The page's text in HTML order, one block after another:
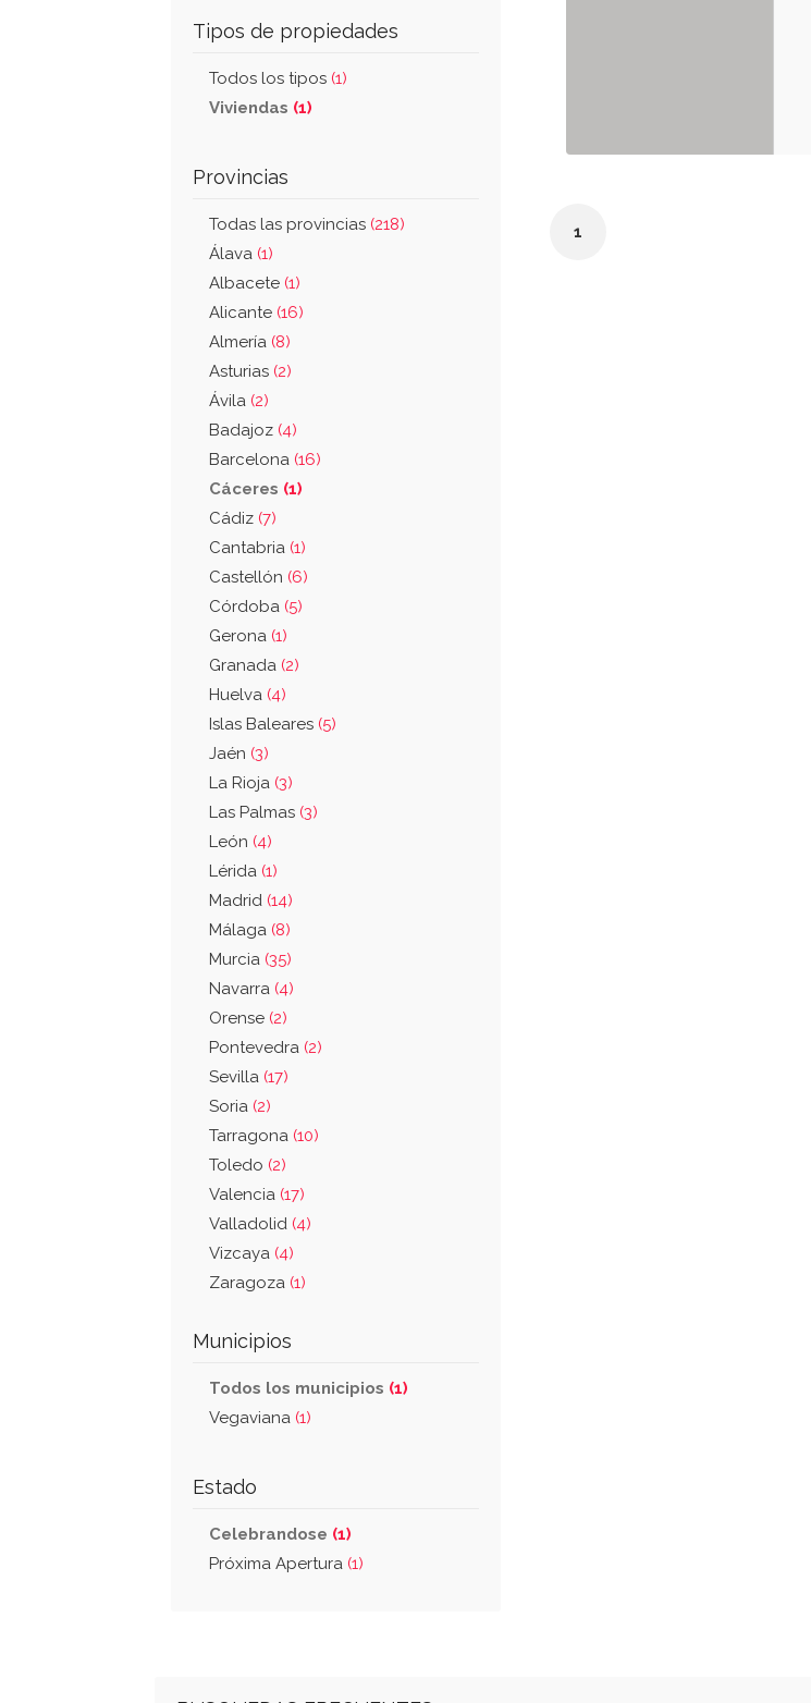
Tipos de propiedades
Todos los tipos (1)
Viviendas (1)
Provincias
Todas las provincias (218)
Álava (1)
Albacete (1)
Alicante (16)
Almería (8)
Asturias (2)
Ávila (2)
Badajoz (4)
Barcelona (16)
Cáceres (1)
Cádiz (7)
Cantabria (1)
Castellón (6)
Córdoba (5)
Gerona (1)
Granada (2)
Huelva (4)
Islas Baleares (5)
Jaén (3)
La Rioja (3)
Las Palmas (3)
León (4)
Lérida (1)
Madrid (14)
Málaga (8)
Murcia (35)
Navarra (4)
Orense (2)
Pontevedra (2)
Sevilla (17)
Soria (2)
Tarragona (10)
Toledo (2)
Valencia (17)
Valladolid (4)
Vizcaya (4)
Zaragoza (1)
Municipios
Todos los municipios (1)
Vegaviana (1)
Estado
Celebrandose (1)
Próxima Apertura (1)
1